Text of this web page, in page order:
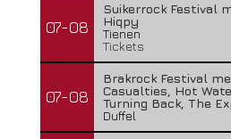
07-08
Suikerrock Festival
Hiqpy
Tienen
Tickets
07-08
Brakrock Festival
Casualties, Hot
Turning Back, The
Duffel